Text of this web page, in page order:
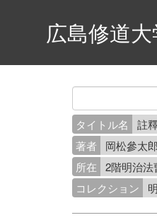
広島修道
タイトル名
註
著者
岡松參太
所在
2階明治法
コレクション